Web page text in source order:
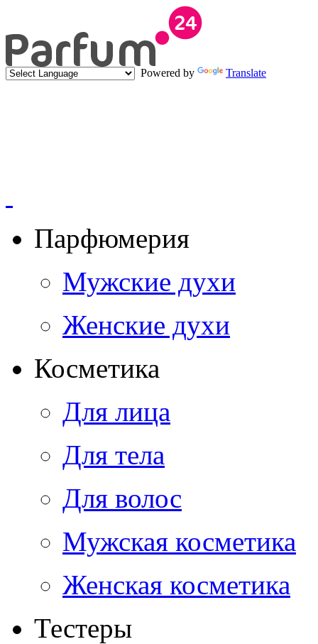
Powered by Translate
Парфюмерия
Мужские духи
Женские духи
Косметика
Для лица
Для тела
Для волос
Мужская косметика
Женская косметика
Тестеры